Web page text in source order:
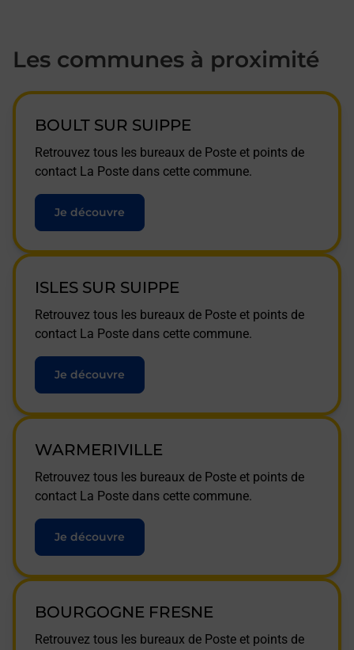
Les communes à proximité
BOULT SUR SUIPPE
Retrouvez tous les bureaux de Poste et points de
contact La Poste dans cette commune.
Je découvre
ISLES SUR SUIPPE
Retrouvez tous les bureaux de Poste et points de
contact La Poste dans cette commune.
Je découvre
WARMERIVILLE
Retrouvez tous les bureaux de Poste et points de
contact La Poste dans cette commune.
Je découvre
BOURGOGNE FRESNE
Retrouvez tous les bureaux de Poste et points de